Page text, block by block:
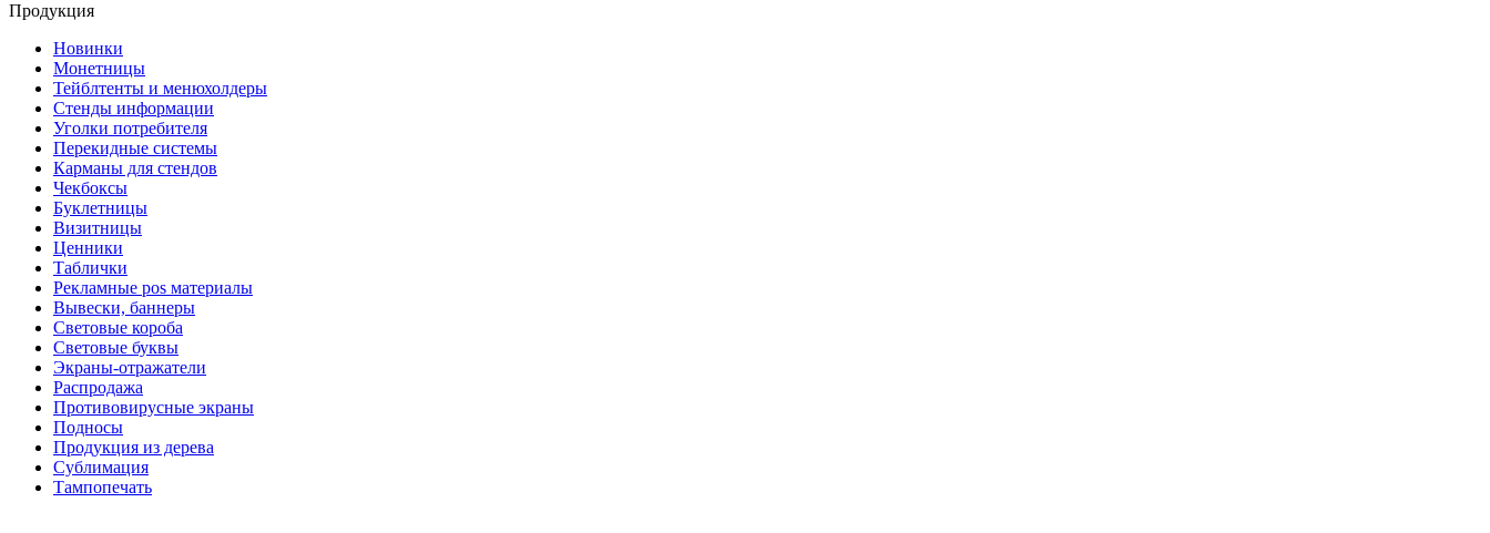
Продукция
Новинки
Монетницы
Тейблтенты и менюхолдеры
Стенды информации
Уголки потребителя
Перекидные системы
Карманы для стендов
Чекбоксы
Буклетницы
Визитницы
Ценники
Таблички
Рекламные pos материалы
Вывески, баннеры
Световые короба
Световые буквы
Экраны-отражатели
Распродажа
Противовирусные экраны
Подносы
Продукция из дерева
Сублимация
Тампопечать